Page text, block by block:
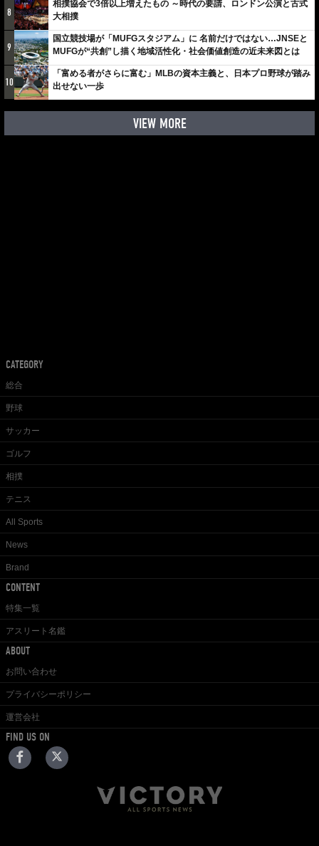
8
相撲協会で3倍以上増えたもの ～時代の要請、ロンドン公演と古式
大相撲
9
国立競技場が「MUFGスタジアム」に 名前だけではない…JNSEと
MUFGが“共創”し描く地域活性化・社会価値創造の近未来図とは
10
「富める者がさらに富む」MLBの資本主義と、日本プロ野球が踏み
出せない一歩
VIEW MORE
CATEGORY
総合
野球
サッカー
ゴルフ
相撲
テニス
All Sports
News
Brand
CONTENT
特集一覧
アスリート名鑑
ABOUT
お問い合わせ
プライバシーポリシー
運営会社
FIND US ON